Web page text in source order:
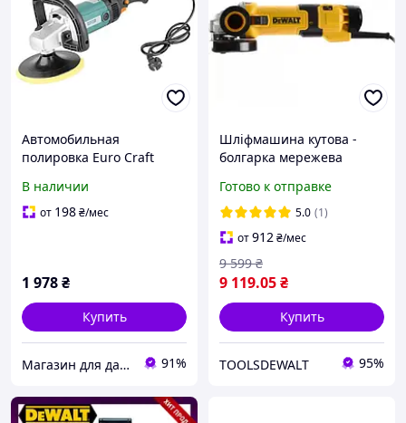
Автомобильная
полировка Euro Craft
В наличии
от 198₴/мес
1 978₴
Купить
Магазин для дачи и сада - ALFA LEX EUROCRAFT KRAFT DELE VERKE SILVER 91%
Шліфмашина кутова -
болгарка мережева
Готово к отправке
5.0 (1)
от912₴/мес
9 119.05₴
9 599 ₴
Купить
TOOLSDEWALT 95%